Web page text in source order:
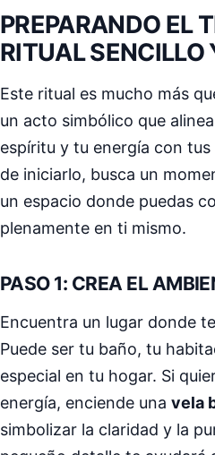
PREPARANDO EL
RITUAL SENCILLO
Este ritual es mucho más
un acto simbólico que
espíritu y tu energía con
de iniciarlo, busca un
un espacio donde puedas
plenamente en ti mismo.
PASO 1: CREA EL
Encuentra un lugar donde
Puede ser tu baño, tu
especial en tu hogar. Si
energía, enciende una vela
simbolizar la claridad y la